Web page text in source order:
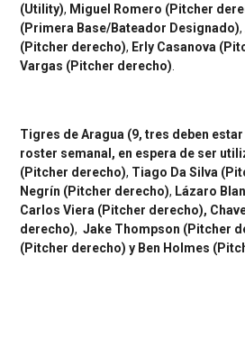
(Utility), Miguel Romero (Pitcher
(Primera Base/Bateador Designado),
(Pitcher derecho), Erly Casanova
Vargas (Pitcher derecho)
Tigres de Aragua (9, tres deben
roster semanal, en espera de ser
(Pitcher derecho), Tiago Da Silva
Negrín (Pitcher derecho), Lázaro
Carlos Viera (Pitcher derecho),
derecho), Jake Thompson (Pitcher
(Pitcher derecho) y Ben Holmes